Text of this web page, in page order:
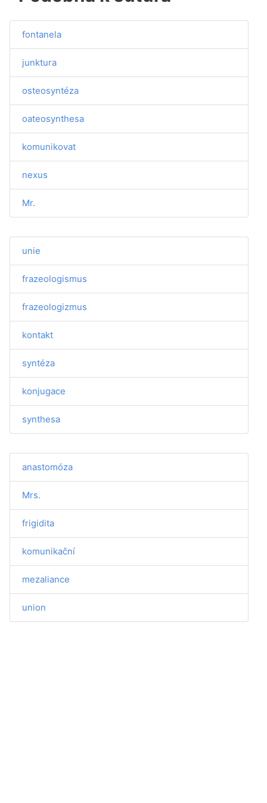
fontanela
junktura
osteosyntéza
oateosynthesa
komunikovat
nexus
Mr.
unie
frazeologismus
frazeologizmus
kontakt
syntéza
konjugace
synthesa
anastomóza
Mrs.
frigidita
komunikační
mezaliance
union